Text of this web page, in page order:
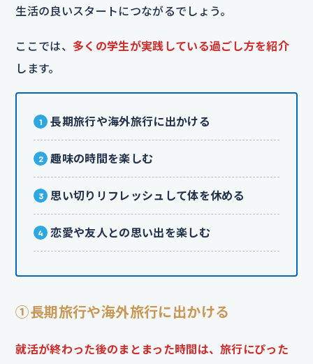
生活の良いスタートにつながるでしょう。
ここでは、 多くの学生が実践している過ごし方を紹介
します。
長期旅行や海外旅行に出かける
趣味の時間を楽しむ
思い切りリフレッシュして体を休める
恋愛や友人との思い出を楽しむ
①長期旅行や海外旅行に出かける
就活が終わった後のまとまった時間は、旅行にぴった